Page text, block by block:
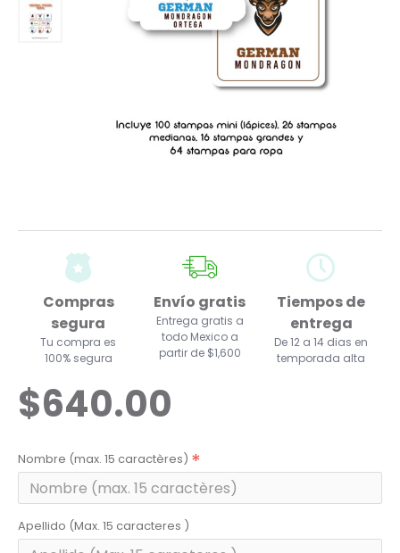
Compras
segura
Tu compra es
100% segura
Envío gratis
Entrega gratis a
todo Mexico a
partir de $1,600
Tiempos de
entrega
De 12 a 14 dias en
temporada alta
$640.00
Nombre (max. 15 caractères)
Apellido (Max. 15 caracteres )